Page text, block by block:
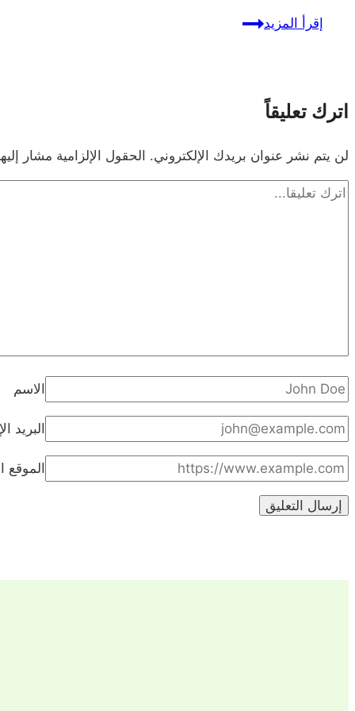
إقرأ المزيدافتح
اترك تعليقاً
لن يتم نشر عنوان بريدك الإلكتروني. الحقول الإلزامية مشار
الاسم
البريد
الموقع